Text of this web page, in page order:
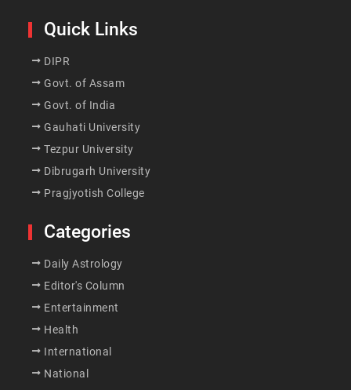
Quick Links
DIPR
Govt. of Assam
Govt. of India
Gauhati University
Tezpur University
Dibrugarh University
Pragjyotish College
Categories
Daily Astrology
Editor's Column
Entertainment
Health
International
National